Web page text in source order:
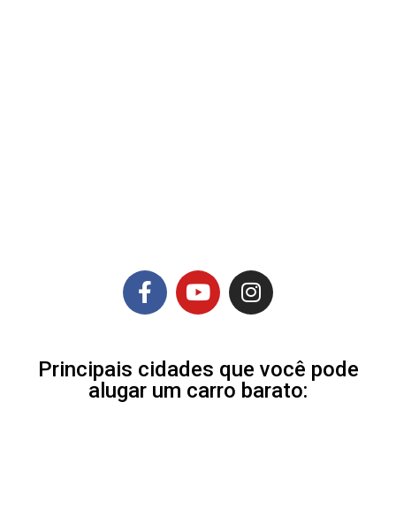
Principais cidades que você pode
alugar um carro barato: